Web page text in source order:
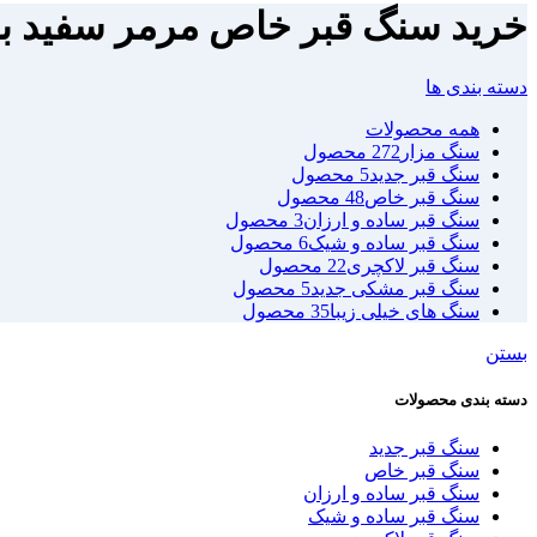
خرید سنگ قبر خاص مرمر سفید
دسته بندی ها
همه محصولات
سنگ مزار 272 محصول
سنگ قبر جدید5 محصول
سنگ قبر خاص48 محصول
سنگ قبر ساده و ارزان3 محصول
سنگ قبر ساده و شیک6 محصول
سنگ قبر لاکچری22 محصول
سنگ قبر مشکی جدید5 محصول
سنگ های خیلی زیبا35 محصول
بستن
دسته بندی محصولات
سنگ قبر جدید
سنگ قبر خاص
سنگ قبر ساده و ارزان
سنگ قبر ساده و شیک